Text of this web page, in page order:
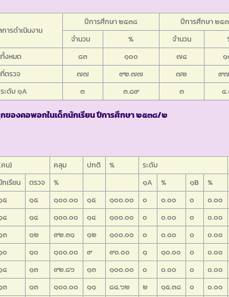
ารดำเนินงาน
ปีการศึกษา ๒๕๓๘
ปีการศึกษา ๒๕
จำนวน
% จำนวน
งหมด
๘๓ ๑๐๐ ๗๔
ตรวจ
๗๗ ๙๒.๗๗ ๗๒
๙
ะดับ ๑A
๓ ๓.๘๙ ๓ ๔
ของคอพอกในเด็กนักเรียน ปีการศึกษา ๒๕๓๘/๒
น) คลุม ปกติ %
ระดับ
เรียน
ตรวจ % ๑A % ๑B
%
๕
๑๕ ๑๐๐.๐๐ ๑๕ ๑๐๐.๐๐ ๐ ๐.๐๐ ๐
๐.๐๐
๔
๑๔ ๑๐๐.๐๐ ๑๔ ๑๐๐.๐๐ ๐ ๐.๐๐ ๐
๐.๐๐
๓
๑๒ ๙๒.๓๑ ๑๒ ๑๐๐.๐๐ ๐ ๐.๐๐ ๐
๐.๐๐
๐
๑๐ ๑๐๐.๐๐ ๙ ๙๐.๐๐ ๑ ๑๐.๐๐ ๐
๐.๐๐
๔
๑๓ ๙๒.๘๖ ๑๓ ๑๐๐.๐๐ ๐ ๐.๐๐ ๐
๐.๐๐
๓
๑๓ ๑๐๐.๐๐ ๑๑ ๘๔.๖๒ ๒ ๑๕.๓๘ ๐
๐.๐๐